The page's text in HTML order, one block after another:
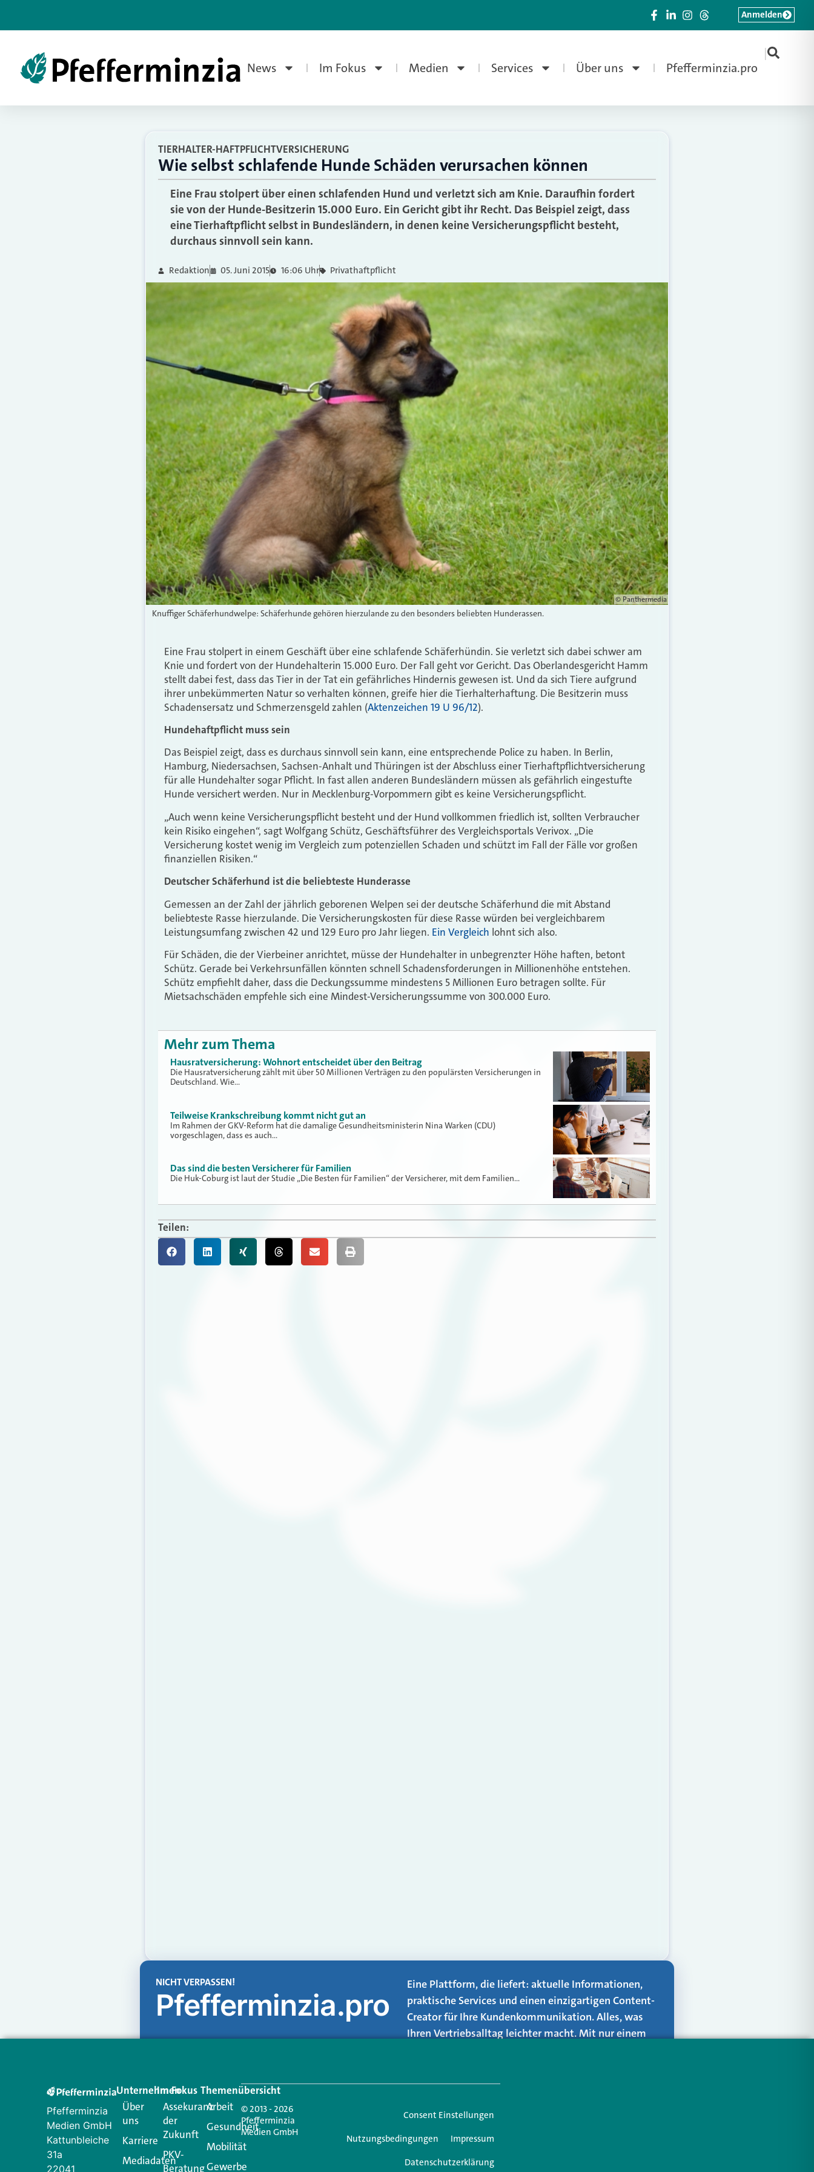
News Im Fokus Medien Services Über uns Pfefferminzia.pro
|
Anmelden
TIERHALTER-HAFTPFLICHTVERSICHERUNG
Wie selbst schlafende Hunde Schäden verursachen können
Eine Frau stolpert über einen schlafenden Hund und verletzt sich am Knie. Daraufhin fordert
sie von der Hunde-Besitzerin 15.000 Euro. Ein Gericht gibt ihr Recht. Das Beispiel zeigt, dass
eine Tierhaftpflicht selbst in Bundesländern, in denen keine Versicherungspflicht besteht,
durchaus sinnvoll sein kann.
Redaktion 05. Juni 2015 16:06 Uhr Privathaftpflicht
© Panthermedia
Knuffiger Schäferhundwelpe: Schäferhunde gehören hierzulande zu den besonders beliebten Hunderassen.
Eine Frau stolpert in einem Geschäft über eine schlafende Schäferhündin. Sie verletzt sich dabei schwer am
Knie und fordert von der Hundehalterin 15.000 Euro. Der Fall geht vor Gericht. Das Oberlandesgericht Hamm
stellt dabei fest, dass das Tier in der Tat ein gefährliches Hindernis gewesen ist. Und da sich Tiere aufgrund
ihrer unbekümmerten Natur so verhalten können, greife hier die Tierhalterhaftung. Die Besitzerin muss
Schadensersatz und Schmerzensgeld zahlen (Aktenzeichen 19 U 96/12).
Hundehaftpflicht muss sein
Das Beispiel zeigt, dass es durchaus sinnvoll sein kann, eine entsprechende Police zu haben. In Berlin,
Hamburg, Niedersachsen, Sachsen-Anhalt und Thüringen ist der Abschluss einer Tierhaftpflichtversicherung
für alle Hundehalter sogar Pflicht. In fast allen anderen Bundesländern müssen als gefährlich eingestufte
Hunde versichert werden. Nur in Mecklenburg-Vorpommern gibt es keine Versicherungspflicht.
„Auch wenn keine Versicherungspflicht besteht und der Hund vollkommen friedlich ist, sollten Verbraucher
kein Risiko eingehen“, sagt Wolfgang Schütz, Geschäftsführer des Vergleichsportals Verivox. „Die
Versicherung kostet wenig im Vergleich zum potenziellen Schaden und schützt im Fall der Fälle vor großen
finanziellen Risiken.“
Deutscher Schäferhund ist die beliebteste Hunderasse
Gemessen an der Zahl der jährlich geborenen Welpen sei der deutsche Schäferhund die mit Abstand
beliebteste Rasse hierzulande. Die Versicherungskosten für diese Rasse würden bei vergleichbarem
Leistungsumfang zwischen 42 und 129 Euro pro Jahr liegen. Ein Vergleich lohnt sich also.
Für Schäden, die der Vierbeiner anrichtet, müsse der Hundehalter in unbegrenzter Höhe haften, betont
Schütz. Gerade bei Verkehrsunfällen könnten schnell Schadensforderungen in Millionenhöhe entstehen.
Schütz empfiehlt daher, dass die Deckungssumme mindestens 5 Millionen Euro betragen sollte. Für
Mietsachschäden empfehle sich eine Mindest-Versicherungssumme von 300.000 Euro.
Mehr zum Thema
Hausratversicherung: Wohnort entscheidet über den Beitrag
Die Hausratversicherung zählt mit über 50 Millionen Verträgen zu den populärsten Versicherungen in
Deutschland. Wie…
Teilweise Krankschreibung kommt nicht gut an
Im Rahmen der GKV-Reform hat die damalige Gesundheitsministerin Nina Warken (CDU)
vorgeschlagen, dass es auch…
Das sind die besten Versicherer für Familien
Die Huk-Coburg ist laut der Studie „Die Besten für Familien“ der Versicherer, mit dem Familien…
Teilen:
NICHT VERPASSEN!
Pfefferminzia.pro
Eine Plattform, die liefert: aktuelle Informationen,
praktische Services und einen einzigartigen Content-
Creator für Ihre Kundenkommunikation. Alles, was
Ihren Vertriebsalltag leichter macht. Mit nur einem
Pfefferminzia
Medien GmbH
Kattunbleiche
31a
22041
Unternehmen
Über
uns
Karriere
Mediadaten
Im Fokus
Assekuranz
der
Zukunft
PKV-
Beratung
Themenübersicht
Arbeit
Gesundheit
Mobilität
Gewerbe
© 2013 - 2026
Pfefferminzia
Medien GmbH
Consent Einstellungen
Nutzungsbedingungen
Impressum
Datenschutzerklärung